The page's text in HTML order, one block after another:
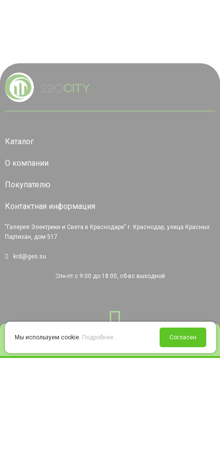
Войти Избранное Корзина
Каталог
О компании
Покупателю
Контактная информация
"Галерея Электрики и Света в Краснодаре" г. Краснодар, улица Красных
Партизан, дом 517
krd@ges.su
пн-пт с 9:00 до 18:00, сб-вс выходной
Мы используем cookie. Подробнее... Согласен